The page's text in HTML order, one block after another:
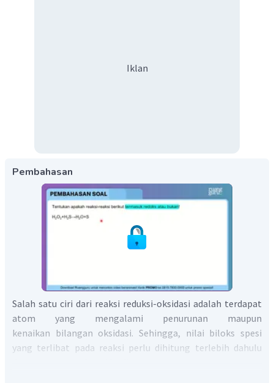
Iklan
Pembahasan
Salah satu ciri dari reaksi reduksi-oksidasi adalah terdapat
atom yang mengalami penurunan maupun
kenaikan bilangan oksidasi. Sehingga, nilai biloks spesi
yang terlibat pada reaksi perlu dihitung terlebih dahulu